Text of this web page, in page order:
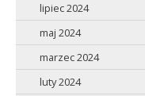
lipiec 2024
maj 2024
marzec 2024
luty 2024